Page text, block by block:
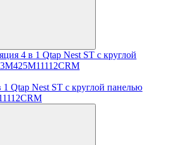
Qtap Nest ST с круглой панелью